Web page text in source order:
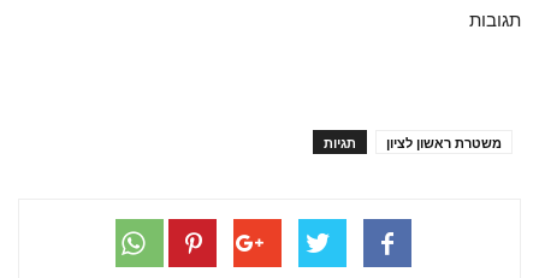
תגובות
תגיות משטרת ראשון לציון